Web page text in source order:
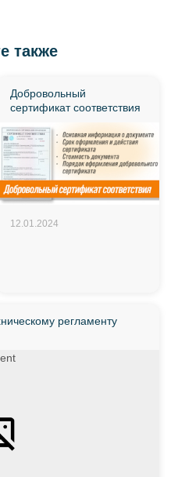
также
Добровольный
сертификат соответствия
12.01.2024
регламенту